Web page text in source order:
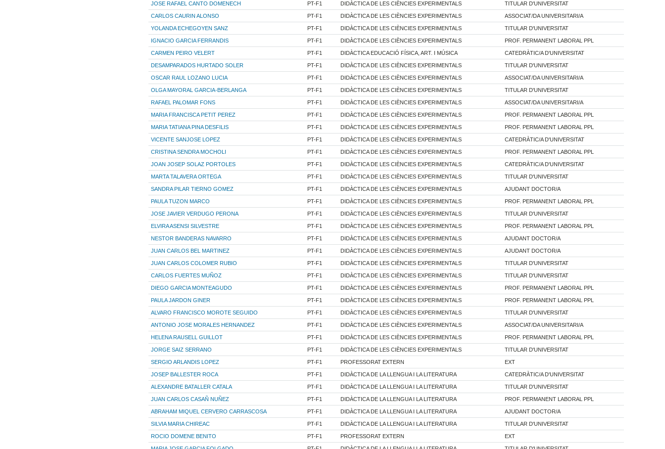
JOSE RAFAEL CANTO DOMENECH PT-F1 DIDÀCTICA DE LES CIÈNCIES EXPERIMENTALS TITULAR D'UNIVERSITAT
CARLOS CAURIN ALONSO PT-F1 DIDÀCTICA DE LES CIÈNCIES EXPERIMENTALS ASSOCIAT/DA UNIVERSITARI/A
YOLANDA ECHEGOYEN SANZ PT-F1 DIDÀCTICA DE LES CIÈNCIES EXPERIMENTALS TITULAR D'UNIVERSITAT
IGNACIO GARCIA FERRANDIS PT-F1 DIDÀCTICA DE LES CIÈNCIES EXPERIMENTALS PROF. PERMANENT LABORAL PPL
CARMEN PEIRO VELERT PT-F1 DIDÀCTICA EDUCACIÓ FÍSICA, ART. I MÚSICA CATEDRÀTIC/A D'UNIVERSITAT
DESAMPARADOS HURTADO SOLER PT-F1 DIDÀCTICA DE LES CIÈNCIES EXPERIMENTALS TITULAR D'UNIVERSITAT
OSCAR RAUL LOZANO LUCIA PT-F1 DIDÀCTICA DE LES CIÈNCIES EXPERIMENTALS ASSOCIAT/DA UNIVERSITARI/A
OLGA MAYORAL GARCIA-BERLANGA PT-F1 DIDÀCTICA DE LES CIÈNCIES EXPERIMENTALS TITULAR D'UNIVERSITAT
RAFAEL PALOMAR FONS PT-F1 DIDÀCTICA DE LES CIÈNCIES EXPERIMENTALS ASSOCIAT/DA UNIVERSITARI/A
MARIA FRANCISCA PETIT PEREZ PT-F1 DIDÀCTICA DE LES CIÈNCIES EXPERIMENTALS PROF. PERMANENT LABORAL PPL
MARIA TATIANA PINA DESFILIS PT-F1 DIDÀCTICA DE LES CIÈNCIES EXPERIMENTALS PROF. PERMANENT LABORAL PPL
VICENTE SANJOSE LOPEZ PT-F1 DIDÀCTICA DE LES CIÈNCIES EXPERIMENTALS CATEDRÀTIC/A D'UNIVERSITAT
CRISTINA SENDRA MOCHOLI PT-F1 DIDÀCTICA DE LES CIÈNCIES EXPERIMENTALS PROF. PERMANENT LABORAL PPL
JOAN JOSEP SOLAZ PORTOLES PT-F1 DIDÀCTICA DE LES CIÈNCIES EXPERIMENTALS CATEDRÀTIC/A D'UNIVERSITAT
MARTA TALAVERA ORTEGA PT-F1 DIDÀCTICA DE LES CIÈNCIES EXPERIMENTALS TITULAR D'UNIVERSITAT
SANDRA PILAR TIERNO GOMEZ PT-F1 DIDÀCTICA DE LES CIÈNCIES EXPERIMENTALS AJUDANT DOCTOR/A
PAULA TUZON MARCO PT-F1 DIDÀCTICA DE LES CIÈNCIES EXPERIMENTALS PROF. PERMANENT LABORAL PPL
JOSE JAVIER VERDUGO PERONA PT-F1 DIDÀCTICA DE LES CIÈNCIES EXPERIMENTALS TITULAR D'UNIVERSITAT
ELVIRA ASENSI SILVESTRE PT-F1 DIDÀCTICA DE LES CIÈNCIES EXPERIMENTALS PROF. PERMANENT LABORAL PPL
NESTOR BANDERAS NAVARRO PT-F1 DIDÀCTICA DE LES CIÈNCIES EXPERIMENTALS AJUDANT DOCTOR/A
JUAN CARLOS BEL MARTINEZ PT-F1 DIDÀCTICA DE LES CIÈNCIES EXPERIMENTALS AJUDANT DOCTOR/A
JUAN CARLOS COLOMER RUBIO PT-F1 DIDÀCTICA DE LES CIÈNCIES EXPERIMENTALS TITULAR D'UNIVERSITAT
CARLOS FUERTES MUÑOZ PT-F1 DIDÀCTICA DE LES CIÈNCIES EXPERIMENTALS TITULAR D'UNIVERSITAT
DIEGO GARCIA MONTEAGUDO PT-F1 DIDÀCTICA DE LES CIÈNCIES EXPERIMENTALS PROF. PERMANENT LABORAL PPL
PAULA JARDON GINER PT-F1 DIDÀCTICA DE LES CIÈNCIES EXPERIMENTALS PROF. PERMANENT LABORAL PPL
ALVARO FRANCISCO MOROTE SEGUIDO PT-F1 DIDÀCTICA DE LES CIÈNCIES EXPERIMENTALS TITULAR D'UNIVERSITAT
ANTONIO JOSE MORALES HERNANDEZ PT-F1 DIDÀCTICA DE LES CIÈNCIES EXPERIMENTALS ASSOCIAT/DA UNIVERSITARI/A
HELENA RAUSELL GUILLOT PT-F1 DIDÀCTICA DE LES CIÈNCIES EXPERIMENTALS PROF. PERMANENT LABORAL PPL
JORGE SAIZ SERRANO PT-F1 DIDÀCTICA DE LES CIÈNCIES EXPERIMENTALS TITULAR D'UNIVERSITAT
SERGIO ARLANDIS LOPEZ PT-F1 PROFESSORAT EXTERN EXT
JOSEP BALLESTER ROCA PT-F1 DIDÀCTICA DE LA LLENGUA I LA LITERATURA CATEDRÀTIC/A D'UNIVERSITAT
ALEXANDRE BATALLER CATALA PT-F1 DIDÀCTICA DE LA LLENGUA I LA LITERATURA TITULAR D'UNIVERSITAT
JUAN CARLOS CASAÑ NUÑEZ PT-F1 DIDÀCTICA DE LA LLENGUA I LA LITERATURA PROF. PERMANENT LABORAL PPL
ABRAHAM MIQUEL CERVERO CARRASCOSA PT-F1 DIDÀCTICA DE LA LLENGUA I LA LITERATURA AJUDANT DOCTOR/A
SILVIA MARIA CHIREAC PT-F1 DIDÀCTICA DE LA LLENGUA I LA LITERATURA TITULAR D'UNIVERSITAT
ROCIO DOMENE BENITO PT-F1 PROFESSORAT EXTERN EXT